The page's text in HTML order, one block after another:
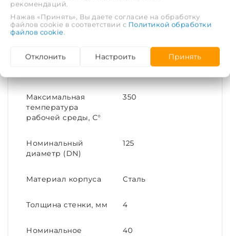
Рабочая среда
Рабочее давление,
Максимальная
температура
рабочей среды, С°
350
Номинальный
диаметр (DN)
125
Материал корпуса Сталь
Толщина стенки, мм 4
Номинальное
40
рекомендаций.
Нажав «Принять», Вы даете согласие на обработку
файлов cookie в соответствии с Политикой обработки
файлов cookie.
Отклонить Настроить Принять